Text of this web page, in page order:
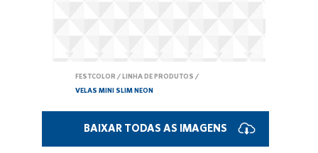
FESTCOLOR /LINHA DE PRODUTOS /
VELAS MINI SLIM NEON
BAIXAR TODAS AS IMAGENS